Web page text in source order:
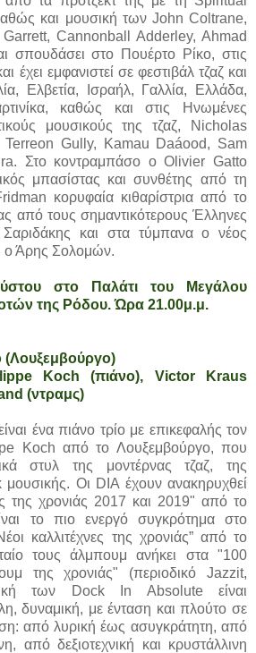
και μουσική των John Coltrane,
Cannonball Adderley, Ahmad
σπουδάσει στο Πουέρτο Ρίκο, στις
έχει εμφανιστεί σε φεστιβάλ τζαζ και
Ελβετία, Ισραήλ, Γαλλία, Ελλάδα,
καθώς και στις Ηνωμένες
μουσικούς της τζαζ, Nicholas
Gully, Kamau Daáood, Sam
Στο κοντραμπάσο ο Olivier Gatto
μπασίστας και συνθέτης από τη
κορυφαία κιθαρίστρια από το
από τους σημαντικότερους Έλληνες
και στα τύμπανα o νέος
ο Άρης Σολομών.
στο Παλάτι του Μεγάλου
της Ρόδου. Ώρα 21.00μ.μ.
(Λουξεμβούργο)
Koch (πιάνο), Victor Kraus
(ντραμς)
ένα πιάνο τρίο με επικεφαλής τον
Koch από το Λουξεμβούργο, που
στυλ της μοντέρνας τζαζ, της
μουσικής. Οι DIA έχουν ανακηρυχθεί
της χρονιάς 2017 και 2019" από το
το πιο ενεργό συγκρότημα στο
καλλιτέχνες της χρονιάς” από το
τους άλμπουμ ανήκει στα "100
της χρονιάς" (περιοδικό Jazzit,
των Dock In Absolute είναι
δυναμική, με ένταση και πλούτο σε
από λυρική έως ασυγκράτητη, από
από δεξιοτεχνική και κρυστάλλινη